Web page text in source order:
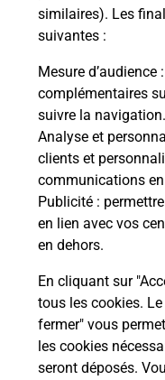
similaires). Les
suivantes :
Mesure d’audience
complémentaires
suivre la navigation.
Analyse et
clients et
communications
Publicité :
en lien avec vos
en dehors.
En cliquant sur
tous les cookies.
fermer" vous
les cookies
seront déposés.
médaillon
c’est ?
Comment
téléassistance
Comment est
téléassistance
Localiser Liste
Liste -
Bas-Rhin - téléassistance